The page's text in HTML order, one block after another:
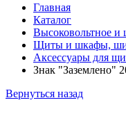
Главная
Каталог
Высоковольтное и
Щиты и шкафы,
Аксессуары для
Знак "Заземлено"
Вернуться назад